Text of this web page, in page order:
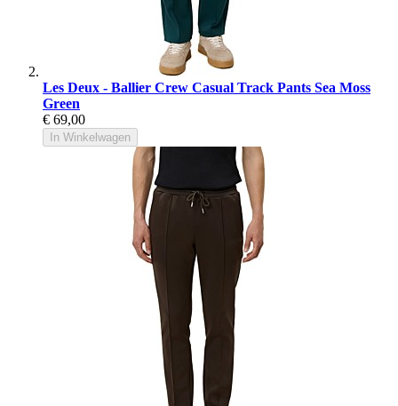
Les Deux - Ballier Crew Casual Track Pants Sea Moss
Green
€ 69,00
In Winkelwagen